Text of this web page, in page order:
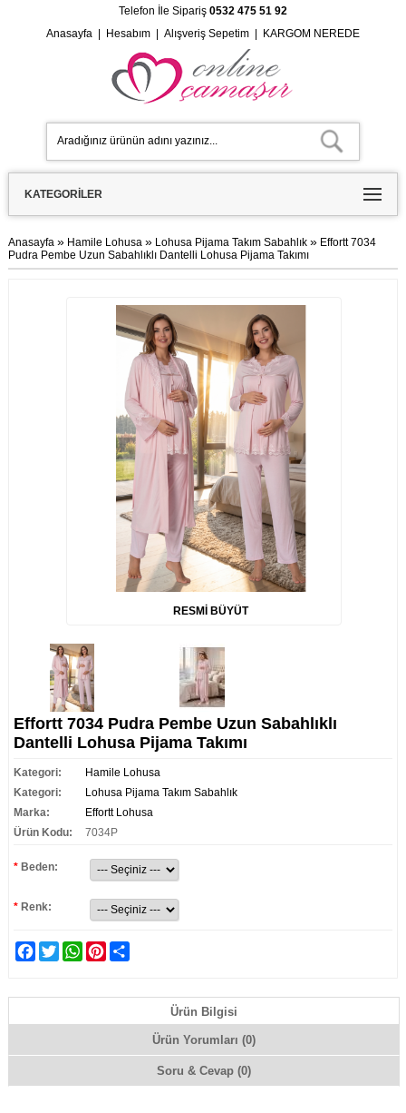
Telefon İle Sipariş 0532 475 51 92
Anasayfa| Hesabım| Alışveriş Sepetim| KARGOM NEREDE
KATEGORILER
Anasayfa » Hamile Lohusa » Lohusa Pijama Takım Sabahlık » Effortt 7034
Pudra Pembe Uzun Sabahlıklı Dantelli Lohusa Pijama Takımı
RESMİ BÜYÜT
Effortt 7034 Pudra Pembe Uzun Sabahlıklı
Dantelli Lohusa Pijama Takımı
Kategori:
Hamile Lohusa
Kategori:
Lohusa Pijama Takım Sabahlık
Marka:
Effortt Lohusa
Ürün Kodu:
7034P
* Beden:
* Renk:
Facebook
TwitterWhatsAppPinterest
Ürün Bilgisi
Ürün Yorumları (0)
Soru & Cevap (0)